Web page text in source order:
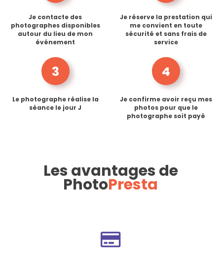
Je contacte des
photographes disponibles
autour du lieu de mon
événement
Je réserve la prestation qui
me convient en toute
sécurité et sans frais de
service
3
Le photographe réalise la
séance le jour J
4
Je confirme avoir reçu mes
photos pour que le
photographe soit payé
Les avantages de
PhotoPresta